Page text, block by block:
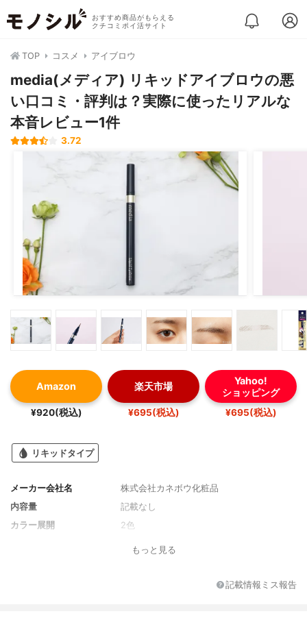
おすすめ商品がもらえる
クチコミポイ活サイト
TOP コスメ アイブロウ
media(メディア) リキッドアイブロウの悪
い口コミ・評判は？実際に使ったリアルな
本音レビュー1件
3.72
Amazon
¥920(税込)
楽天市場
¥695(税込)
Yahoo!
ショッピング
¥695(税込)
リキッドタイプ
メーカー会社名
株式会社カネボウ化粧品
内容量
記載なし
カラー展開
2色
もっと見る
記載情報ミス報告